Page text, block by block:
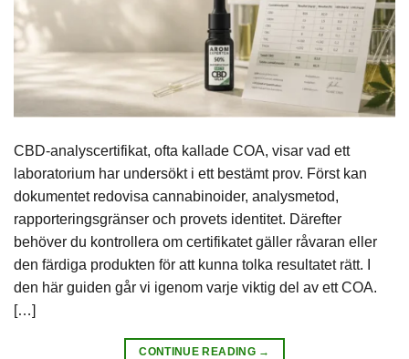
CBD-analyscertifikat, ofta kallade COA, visar vad ett
laboratorium har undersökt i ett bestämt prov. Först kan
dokumentet redovisa cannabinoider, analysmetod,
rapporteringsgränser och provets identitet. Därefter
behöver du kontrollera om certifikatet gäller råvaran eller
den färdiga produkten för att kunna tolka resultatet rätt. I
den här guiden går vi igenom varje viktig del av ett COA.
[…]
CONTINUE READING →